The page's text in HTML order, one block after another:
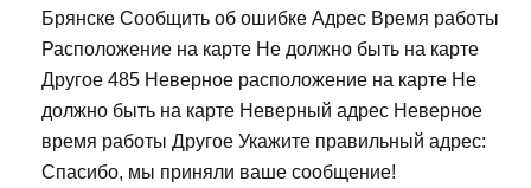
Брянске Сообщить об ошибке Адрес Время работы
Расположение на карте Не должно быть на карте
Другое 485 Неверное расположение на карте Не
должно быть на карте Неверный адрес Неверное
время работы Другое Укажите правильный адрес:
Спасибо, мы приняли ваше сообщение!